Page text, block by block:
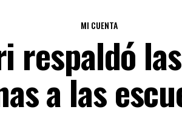
MI CUENTA
respaldó las
a las